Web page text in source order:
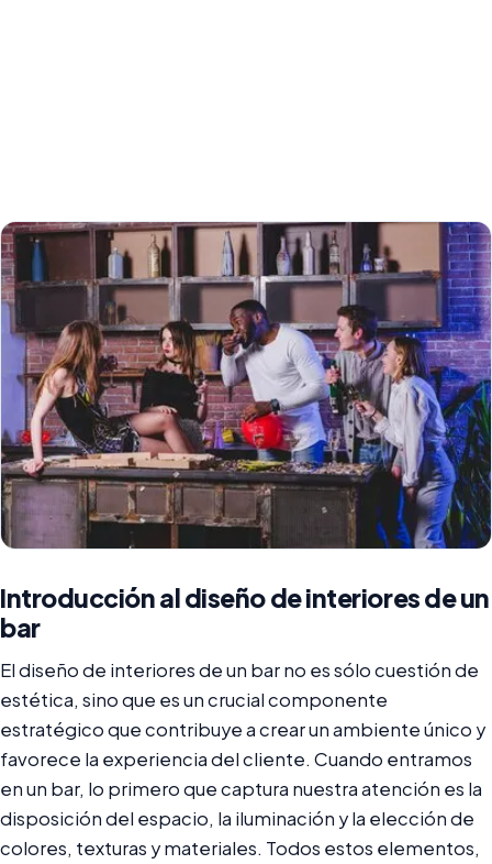
Introducción al diseño de interiores de un
bar
El diseño de interiores de un bar no es sólo cuestión de
estética, sino que es un crucial componente
estratégico que contribuye a crear un ambiente único y
favorece la experiencia del cliente. Cuando entramos
en un bar, lo primero que captura nuestra atención es la
disposición del espacio, la iluminación y la elección de
colores, texturas y materiales. Todos estos elementos,